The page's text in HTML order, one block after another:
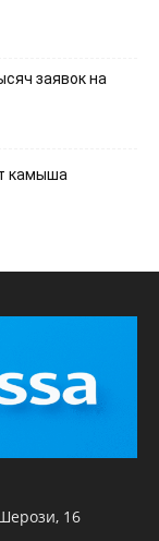
заявок на
камыша
16